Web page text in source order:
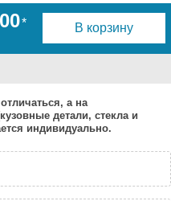
*
В корзину
а на
детали, стекла и
индивидуально.